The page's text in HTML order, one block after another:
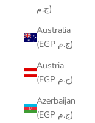
ج.م)
Australia
(EGP ج.م)
Austria
(EGP ج.م)
Azerbaijan
(EGP ج.م)